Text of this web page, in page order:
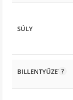
SÚLY
BILLENTYŰZET